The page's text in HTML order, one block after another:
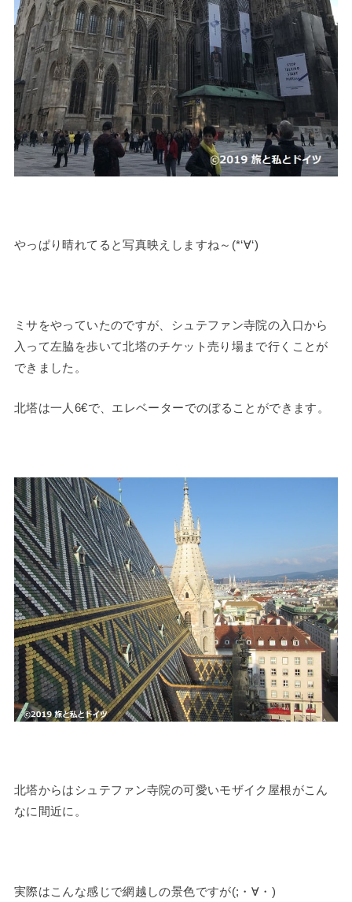
やっぱり晴れてると写真映えしますね～(*‘∀‘)
ミサをやっていたのですが、シュテファン寺院の入口から
入って左脇を歩いて北塔のチケット売り場まで行くことが
できました。
北塔は一人6€で、エレベーターでのぼることができます。
北塔からはシュテファン寺院の可愛いモザイク屋根がこん
なに間近に。
実際はこんな感じで網越しの景色ですが(;・∀・)